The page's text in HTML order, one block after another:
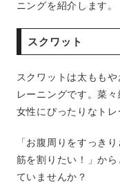
ニングを紹介します。
スクワット
スクワットは太もも
レーニングです。菜
女性にぴったりなトレ
「お腹周りをすっき
筋を割りたい！」か
ていませんか？